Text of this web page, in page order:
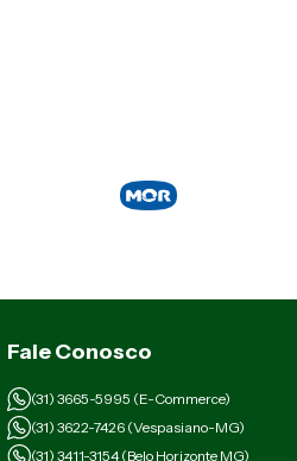
Fale Conosco
(31) 3665-5995 (E-Commerce)
(31) 3622-7426 (Vespasiano-MG)
(31) 3411-3154 (Belo Horizonte MG)